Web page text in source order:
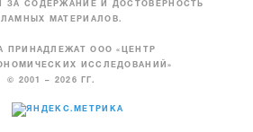
ЗА СОДЕРЖАНИЕ И ДОСТОВЕРНОСТЬ
МАТЕРИАЛОВ.
ПРИНАДЛЕЖАТ ООО «ЦЕНТР
ИССЛЕДОВАНИЙ»
© 2001 – 2026 ГГ.